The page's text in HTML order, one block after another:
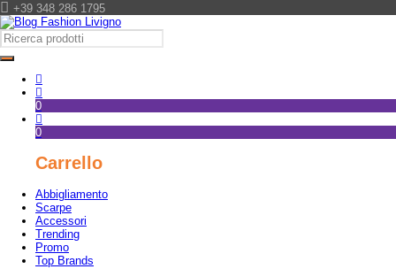
+39 348 286 1795
0
0
Carrello
Abbigliamento
Scarpe
Accessori
Trending
Promo
Top Brands